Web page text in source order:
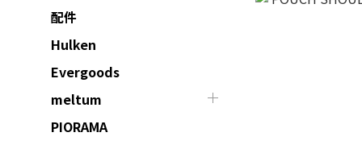
配件
Hulken
Evergoods
meltum
PIORAMA